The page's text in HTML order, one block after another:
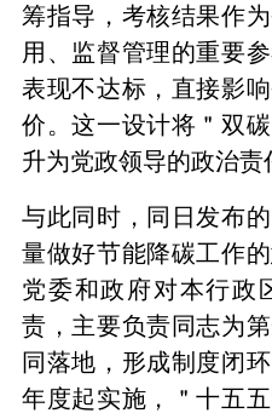
筹指导，考核结果作
用、监督管理的重要
表现不达标，直接影
价。这一设计将＂双
升为党政领导的政治责
与此同时，同日发布
量做好节能降碳工作
党委和政府对本行政
责，主要负责同志为
同落地，形成制度闭
年度起实施，＂十五